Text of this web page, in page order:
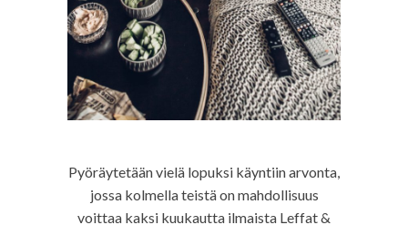
Pyöräytetään vielä lopuksi käyntiin arvonta,
jossa kolmella teistä on mahdollisuus
voittaa kaksi kuukautta ilmaista Leffat &